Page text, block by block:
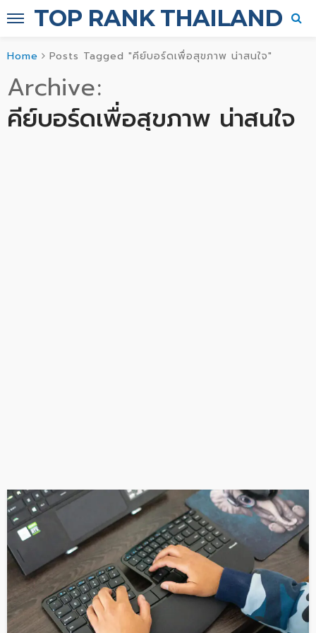
TOP RANK THAILAND
Home Posts Tagged "คีย์บอร์ดเพื่อสุขภาพ น่าสนใจ"
Archive
คีย์บอร์ดเพื่อสุขภาพ น่าสนใจ